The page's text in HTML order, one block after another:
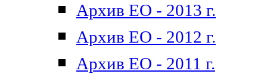
Архив ЕО - 2013 г.
Архив ЕО - 2012 г.
Архив ЕО - 2011 г.